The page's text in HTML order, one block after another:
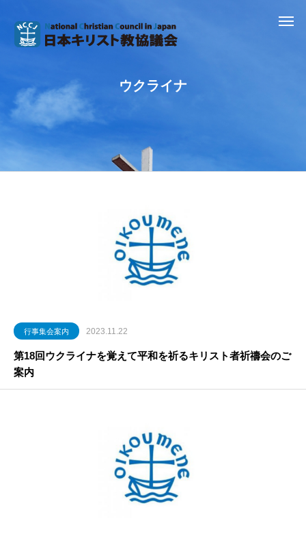
ウクライナ
行事集会案内 2023.11.22
第18回ウクライナを覚えて平和を祈るキリスト者祈禱会のご
案内